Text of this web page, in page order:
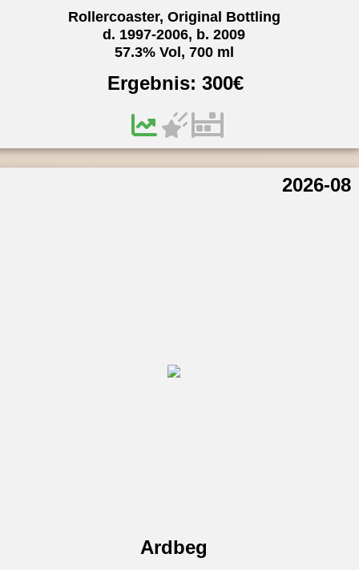
Rollercoaster, Original Bottling
d. 1997-2006, b. 2009
57.3% Vol, 700 ml
Ergebnis: 300€
2026-08
Ardbeg